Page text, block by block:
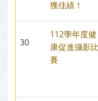
獲佳績！
30
112學年度健
康促進攝影比
賽